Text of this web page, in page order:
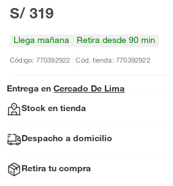
S/ 319
Llega mañana Retira desde 90 min
Código: 770392922 Cód. tienda: 770392922
Entrega en Cercado De Lima
Stock en tienda
Despacho a domicilio
Retira tu compra